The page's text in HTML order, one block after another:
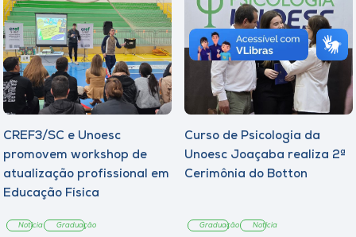
CREF3/SC e Unoesc
promovem workshop de
atualização profissional em
Educação Física
Notícia Graduação
Curso de Psicologia da
Unoesc Joaçaba realiza 2ª
Cerimônia do Botton
Graduação Notícia